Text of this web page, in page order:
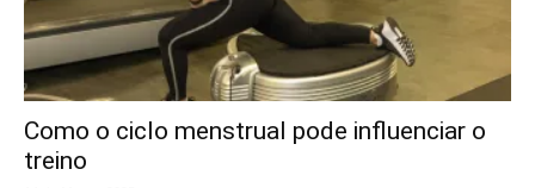
Como o ciclo menstrual pode influenciar o
treino